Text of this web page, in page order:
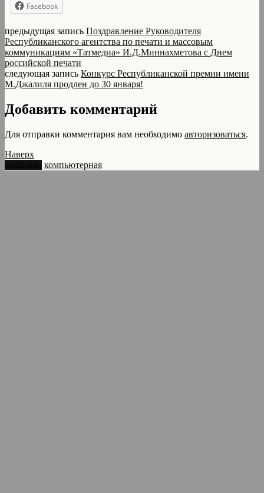
Facebook
предыдущая запись Поздравление Руководителя
Республиканского агентства по печати и массовым
коммуникациям «Татмедиа» И.Д.Миннахметова с Днем
российской печати
следующая запись Конкурс Республиканской премии имени
М.Джалиля продлен до 30 января!
Добавить комментарий
Для отправки комментария вам необходимо авторизоваться.
Наверх
компьютерная